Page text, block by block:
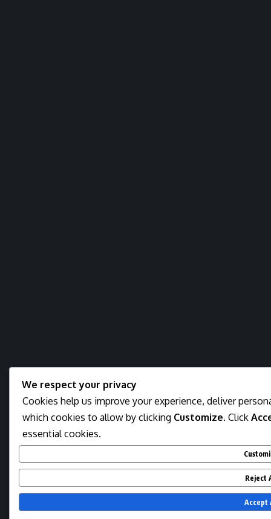
We respect your privacy
Cookies help us improve your experience, deliver
which cookies to allow by clicking Customize. Click
essential cookies.
Reject
Accept